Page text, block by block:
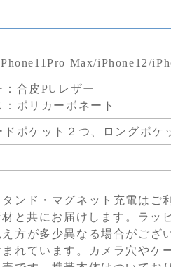
Max/iPhone12/
：合皮PUレザー
：ポリカーボネート
ドポケット２つ、ロングポケ
ンド・マグネット充電はご
と共にお届けします。ラッ
方が多少異なる場合がござ
れています。カメラ穴やケ